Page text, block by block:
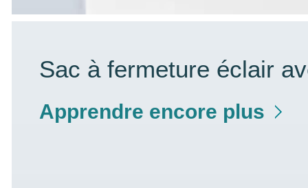
Sac à fermeture éclair
Apprendre encore plus